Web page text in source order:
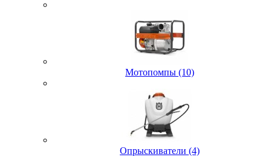
Мотопомпы (10)
Опрыскиватели (4)